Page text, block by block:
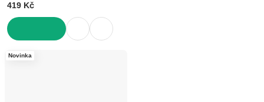
419 Kč
Novinka